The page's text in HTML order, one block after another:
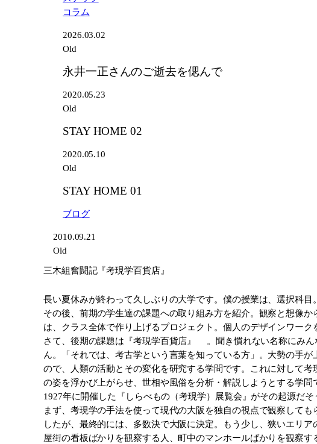
コラム
2026.03.02
Old
永井一正さんのご逝去を偲んで
2020.05.23
Old
STAY HOME 02
2020.05.10
Old
STAY HOME 01
ブログ
2010.09.21
Old
三木組奮闘記『考現学百貨店』
長い夏休みが終わって久しぶりの大学です。僕の授業は、選択科
その後、前期の学生達の課題への取り組み方を紹介。観察と想像
は、クラス全体で作り上げるプロジェクト。個人のデザインワー
さて、後期の課題は『考現学百貨店』 。聞き慣れない名称にみ
ん。「それでは、考古学という言葉を知っている方」。大勢の手
ので、人類の活動とその変化を研究する学問です。これに対して
の姿を浮かび上がらせ、世相や風俗を分析・解説しようとする学
1927年に開催した『しらべもの（考現学）展覧会』がその起源だそ
まず、考現学の手法を使って現代の大阪を独自の視点で観察して
したが、最終的には、多数決で大阪に決定。もう少し、狭いエリ
屋街の看板ばかりを観察する人、町中のマンホールばかりを観察